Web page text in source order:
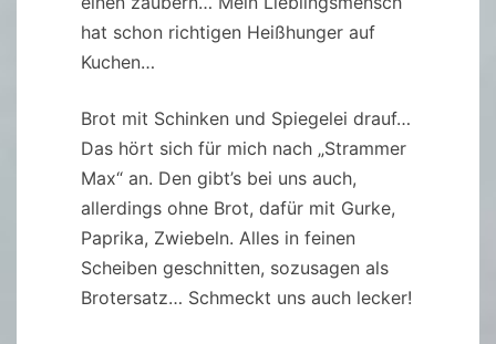
hat schon richtigen Heißhunger auf
Kuchen…
Brot mit Schinken und Spiegelei drauf…
Das hört sich für mich nach „Strammer
Max“ an. Den gibt’s bei uns auch,
allerdings ohne Brot, dafür mit Gurke,
Paprika, Zwiebeln. Alles in feinen
Scheiben geschnitten, sozusagen als
Brotersatz… Schmeckt uns auch lecker!